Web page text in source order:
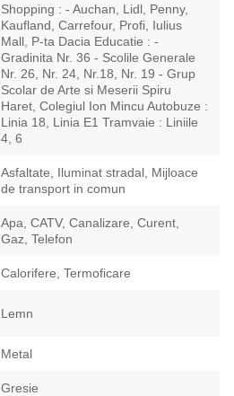
Shopping : - Auchan, Lidl, Penny,
Kaufland, Carrefour, Profi, Iulius
Mall, P-ta Dacia Educatie : -
Gradinita Nr. 36 - Scolile Generale
Nr. 26, Nr. 24, Nr.18, Nr. 19 - Grup
Scolar de Arte si Meserii Spiru
Haret, Colegiul Ion Mincu Autobuze :
Linia 18, Linia E1 Tramvaie : Liniile
4, 6
Asfaltate, Iluminat stradal, Mijloace
de transport in comun
Apa, CATV, Canalizare, Curent,
Gaz, Telefon
Calorifere, Termoficare
Lemn
Metal
Gresie